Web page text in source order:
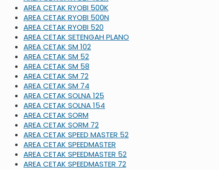
AREA CETAK RYOBI 500K
AREA CETAK RYOBI 500N
AREA CETAK RYOBI 520
AREA CETAK SETENGAH PLANO
AREA CETAK SM 102
AREA CETAK SM 52
AREA CETAK SM 58
AREA CETAK SM 72
AREA CETAK SM 74
AREA CETAK SOLNA 125
AREA CETAK SOLNA 154
AREA CETAK SORM
AREA CETAK SORM 72
AREA CETAK SPEED MASTER 52
AREA CETAK SPEEDMASTER
AREA CETAK SPEEDMASTER 52
AREA CETAK SPEEDMASTER 72